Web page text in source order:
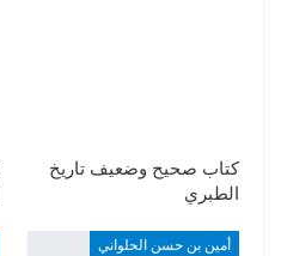
كتاب صحيح وضعيف تاريخ
الطبري
أمين بن حسن الحلواني